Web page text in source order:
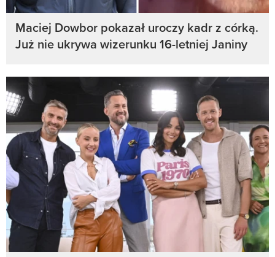
Maciej Dowbor pokazał uroczy kadr z córką.
Już nie ukrywa wizerunku 16-letniej Janiny